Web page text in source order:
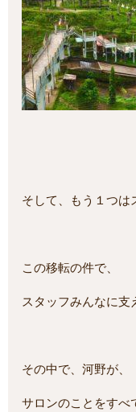
そして、もう１つは
この移転の件で、
スタッフみんなに支
その中で、河野が、
サロンのことをすべ